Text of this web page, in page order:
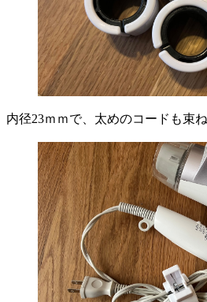
内径23ｍｍで、太めのコードも束